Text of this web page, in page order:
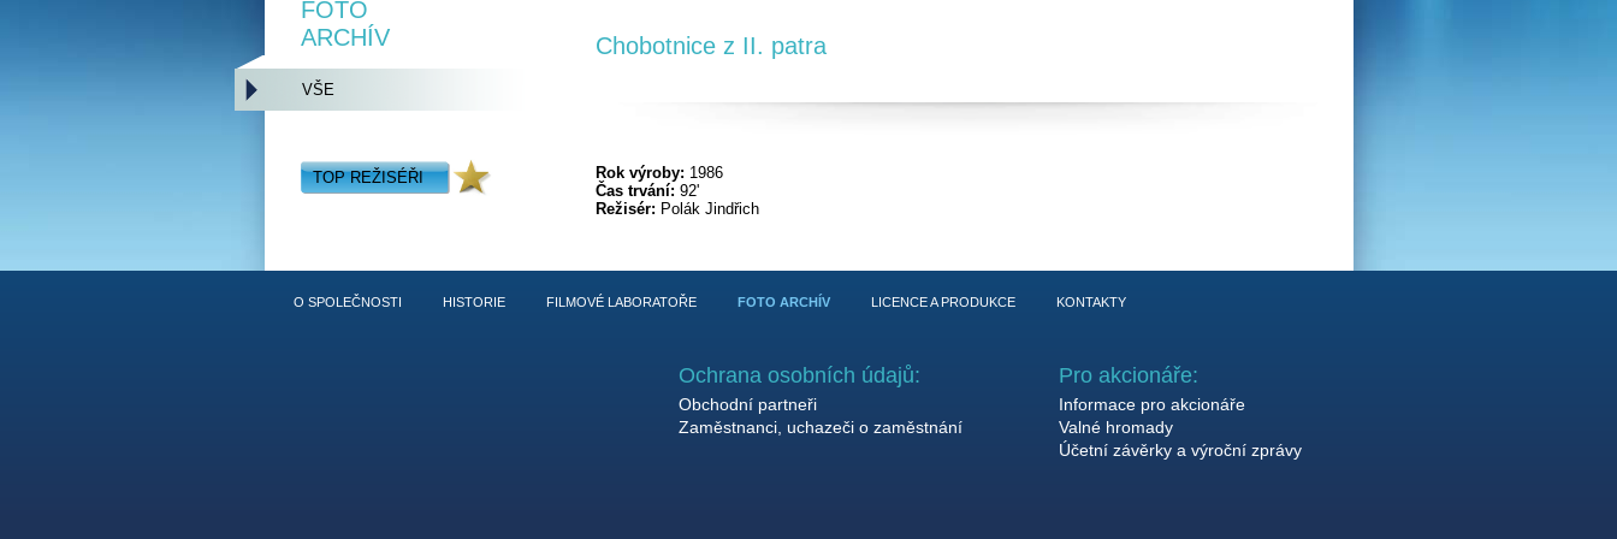
Chobotnice z II. patra
Rok výroby: 1986
Čas trvání: 92'
Režisér: Polák Jindřich
FOTO
ARCHÍV
VŠE
TOP REŽISÉŘI
O SPOLEČNOSTI HISTORIE FILMOVÉ LABORATOŘE FOTO ARCHÍV LICENCE A PRODUKCE KONTAKTY
Pro akcionáře:
Informace pro akcionáře
Valné hromady
Účetní závěrky a výroční zprávy
Ochrana osobních údajů:
Obchodní partneři
Zaměstnanci, uchazeči o zaměstnání